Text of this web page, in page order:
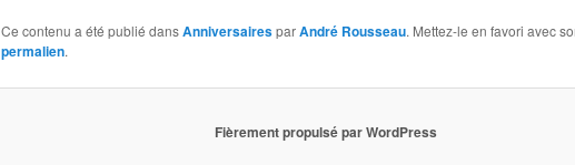
Ce contenu a été publié dansAnniversairesparAndré Rousseau. Mettez-le en favori avec
permalien.
Fièrement propulsé par WordPress